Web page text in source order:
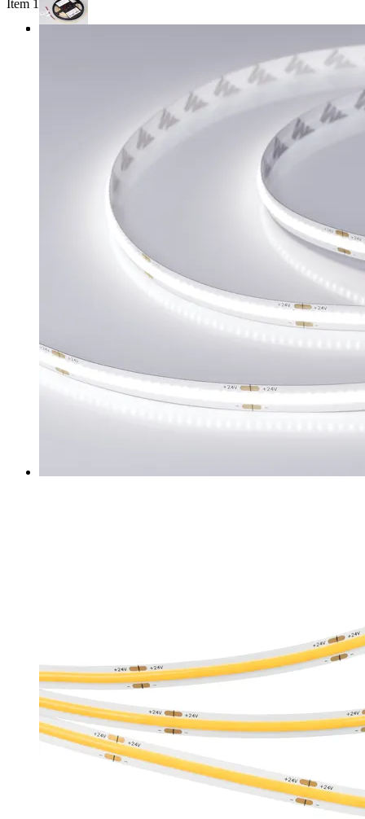
Item 1 of 3